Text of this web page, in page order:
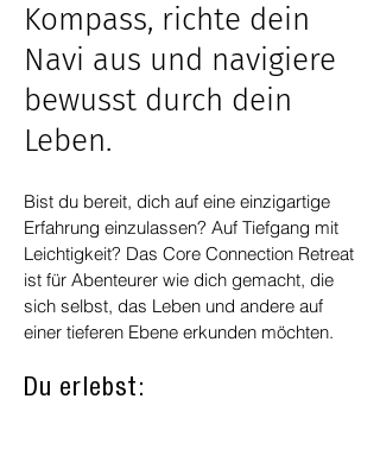
Kompass, richte dein
Navi aus und navigiere
bewusst durch dein
Leben.
Bist du bereit, dich auf eine einzigartige
Erfahrung einzulassen? Auf Tiefgang mit
Leichtigkeit? Das Core Connection Retreat
ist für Abenteurer wie dich gemacht, die
sich selbst, das Leben und andere auf
einer tieferen Ebene erkunden möchten.
Du erlebst: